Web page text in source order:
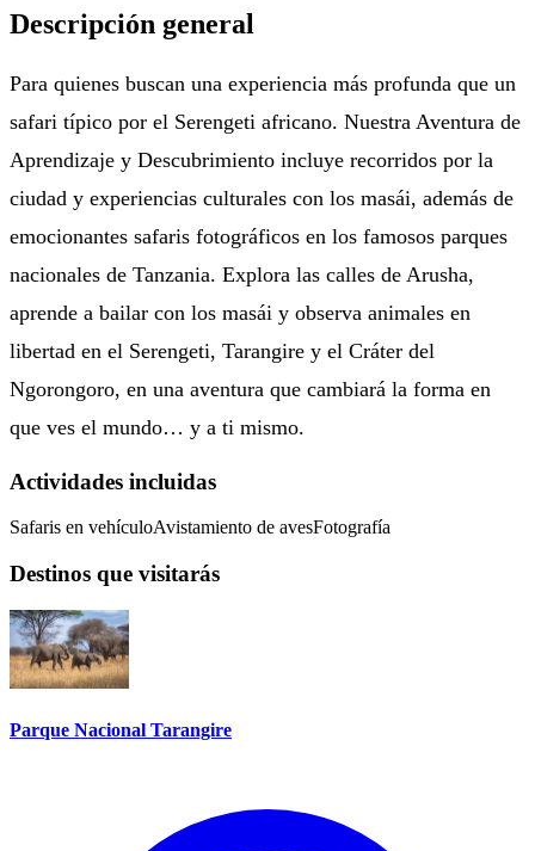
Descripción general
Para quienes buscan una experiencia más profunda que un
safari típico por el Serengeti africano. Nuestra Aventura de
Aprendizaje y Descubrimiento incluye recorridos por la
ciudad y experiencias culturales con los masái, además de
emocionantes safaris fotográficos en los famosos parques
nacionales de Tanzania. Explora las calles de Arusha,
aprende a bailar con los masái y observa animales en
libertad en el Serengeti, Tarangire y el Cráter del
Ngorongoro, en una aventura que cambiará la forma en
que ves el mundo… y a ti mismo.
Actividades incluidas
Safaris en vehículoAvistamiento de avesFotografía
Destinos que visitarás
Parque Nacional Tarangire